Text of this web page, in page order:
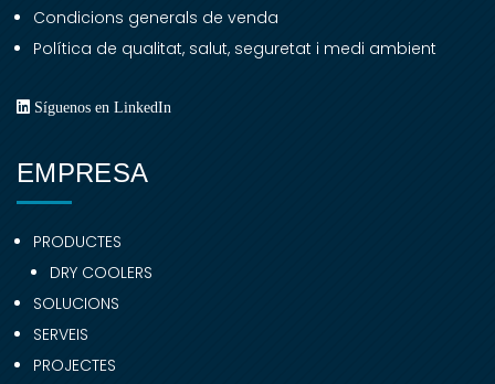
Condicions generals de venda
Política de qualitat, salut, seguretat i medi ambient
Síguenos en LinkedIn
EMPRESA
PRODUCTES
DRY COOLERS
SOLUCIONS
SERVEIS
PROJECTES